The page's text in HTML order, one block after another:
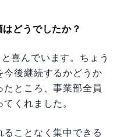
どうでしたか？
喜んでいます。ちょう
今後継続するかどうか
ところ、事業部全員
くれました。
ことなく集中できる